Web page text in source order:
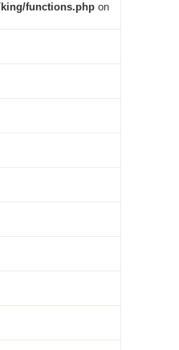
functions.phpon